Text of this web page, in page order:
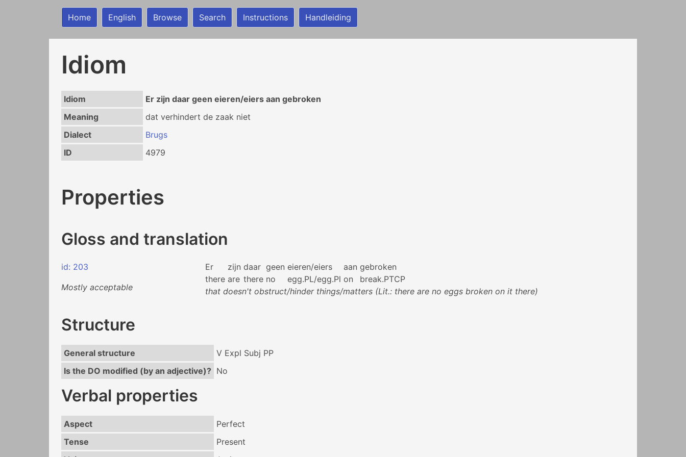
Home English Browse Search Instructions Handleiding
Idiom
Idiom
Er zijn daar geen eieren/eiers aan gebroken
Meaning
dat verhindert de zaak niet
Dialect
Brugs
ID
4979
Properties
Gloss and translation
id: 203
Mostly acceptable
Er
there
zijn
are
daar
there
geen
no
eieren/eiers
egg.PL/egg.Pl
aan
on
gebroken
break.PTCP
that doesn't obstruct/hinder things/matters (Lit.: there are no eggs broken on it there)
Structure
General structure
V Expl Subj PP
Is the DO modified (by an adjective)? No
Verbal properties
Aspect
Perfect
Tense
Present